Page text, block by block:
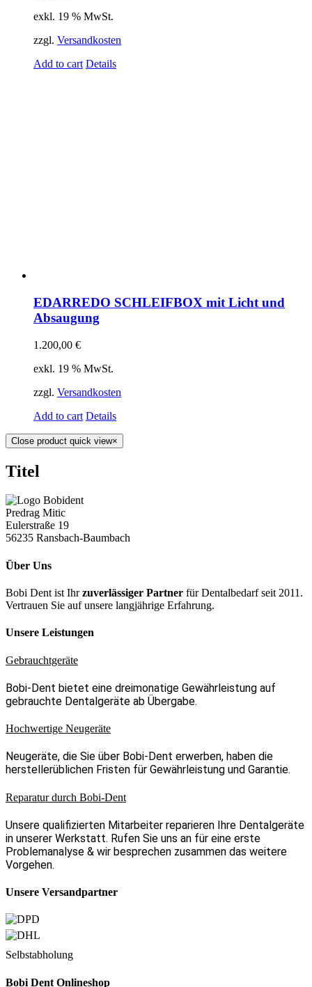
exkl. 19 % MwSt.
zzgl. Versandkosten
Add to cart Details
EDARREDO SCHLEIFBOX mit Licht und
Absaugung
1.200,00 €
exkl. 19 % MwSt.
zzgl. Versandkosten
Add to cart Details
Close product quick view×
Titel
Predrag Mitic
Eulerstraße 19
56235 Ransbach-Baumbach
Über Uns
Bobi Dent ist Ihrzuverlässiger Partner für Dentalbedarf seit 2011.
Vertrauen Sie auf unsere langjährige Erfahrung.
Unsere Leistungen
Gebrauchtgeräte
Bobi-Dent bietet eine dreimonatige Gewährleistung auf
gebrauchte Dentalgeräte ab Übergabe.
Hochwertige Neugeräte
Neugeräte, die Sie über Bobi-Dent erwerben, haben die
herstellerüblichen Fristen für Gewährleistung und Garantie.
Reparatur durch Bobi-Dent
Unsere qualifizierten Mitarbeiter reparieren Ihre Dentalgeräte
in unserer Werkstatt. Rufen Sie uns an für eine erste
Problemanalyse & wir besprechen zusammen das weitere
Vorgehen.
Unsere Versandpartner
Selbstabholung
Bobi Dent Onlineshop